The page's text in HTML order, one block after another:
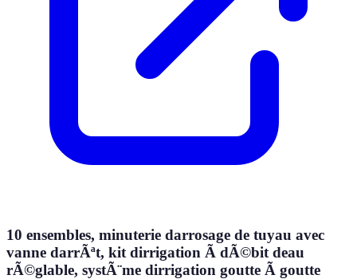
10 ensembles, minuterie darrosage de tuyau avec
vanne darrÃªt, kit dirrigation Ã dÃ©bit deau
rÃ©glable, systÃ¨me dirrigation goutte Ã goutte